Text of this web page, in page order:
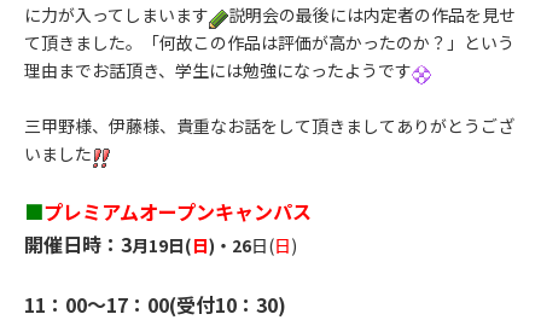
に力が入ってしまいます
説明会の最後には内定者の作品を見せ
て頂きました。「何故この作品は評価が高かったのか？」という
理由までお話頂き、学生には勉強になったようです
三甲野様、伊藤様、貴重なお話をして頂きましてありがとうござ
いました
■プレミアムオープンキャンパス
開催日時：3月19日(日)・26日(日)
11：00～17：00(受付10：30)